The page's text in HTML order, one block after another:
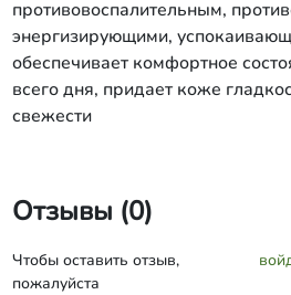
противовоспалительным,
энергизирующими,
обеспечивает комфортное
всего дня, придает коже
свежести
Отзывы (0)
Чтобы оставить отзыв,
пожалуйста